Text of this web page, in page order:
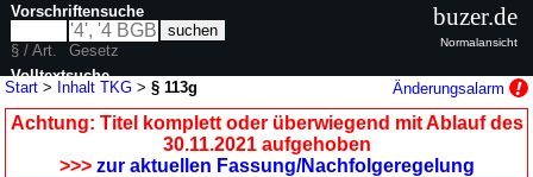
Start > Inhalt TKG >§ 113g Änderungsalarm
Achtung: Titel komplett oder überwiegend mit Ablauf des
30.11.2021 aufgehoben
>>> zur aktuellen Fassung/Nachfolgeregelung
Vorschriftensuche
§ / Art.
Gesetz
Volltextsuche
nur in TKG
buzer.de
Normalansicht